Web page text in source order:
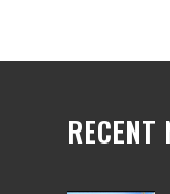
RECENT